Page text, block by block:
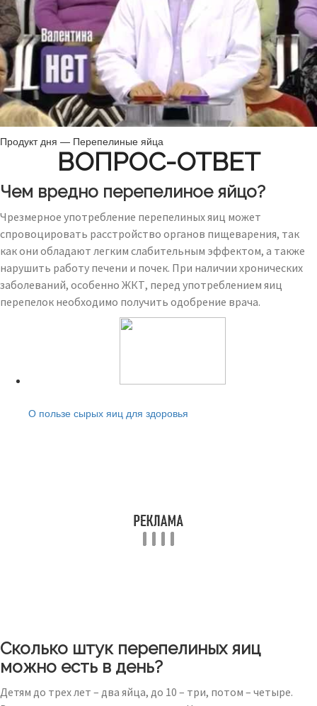
Продукт дня — Перепелиные яйца
ВОПРОС-ОТВЕТ
Чем вредно перепелиное яйцо?
Чрезмерное употребление перепелиных яиц может
спровоцировать расстройство органов пищеварения, так
как они обладают легким слабительным эффектом, а также
нарушить работу печени и почек. При наличии хронических
заболеваний, особенно ЖКТ, перед употреблением яиц
перепелок необходимо получить одобрение врача.
О пользе сырых яиц для здоровья
Сколько штук перепелиных яиц
можно есть в день?
Детям до трех лет – два яйца, до 10 – три, потом – четыре.